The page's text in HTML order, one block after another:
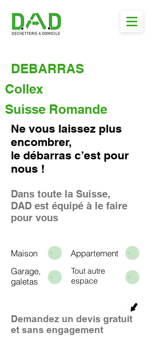
DEBARRAS
Collex
Suisse Romande
Ne vous laissez plus
encombrer,
le débarras c’est pour
nous !
Dans toute la Suisse,
DAD est équipé à le faire
pour vous
Maison
Appartement
Garage,
galetas
Tout autre
espace
Demandez un devis gratuit
et sans engagement